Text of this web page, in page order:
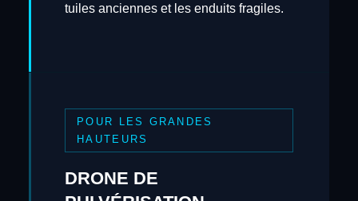
tuiles anciennes et les enduits fragiles.
POUR LES GRANDES
HAUTEURS
DRONE DE